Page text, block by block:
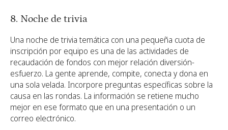
8. Noche de trivia
Una noche de trivia temática con una pequeña cuota de
inscripción por equipo es una de las actividades de
recaudación de fondos con mejor relación diversión-
esfuerzo. La gente aprende, compite, conecta y dona en
una sola velada. Incorpore preguntas específicas sobre la
causa en las rondas. La información se retiene mucho
mejor en ese formato que en una presentación o un
correo electrónico.